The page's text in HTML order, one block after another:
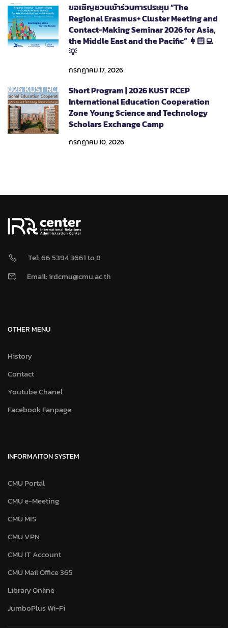
ขอเชิญชวนเข้าร่วมการประชุม “The
Regional Erasmus+ Cluster Meeting and
Contact-Making Seminar 2026 for Asia,
the Middle East and the Pacific” 👩🏻‍💻
💡
กรกฎาคม 17, 2026
Short Program | 2026 KUST RCEP
International Education Cooperation
Zone Young Science and Technology
Scholars Exchange Camp
กรกฎาคม 10, 2026
Tel: 66 5394 3661 to 8
Email: irdcmu@cmu.ac.th
OTHER MENU
History
Contact
Youtube Chanel
Facebook Fanpage
INFORMAITON SYSTEM
CMU Portal
CMU e-Meeting
CMU MIS
CMU VPN
CMU IT Account
CMU Mail Office 365
Library Online
JumboPlus Wi-Fi